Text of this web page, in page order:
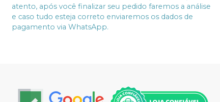
atento, após você finalizar seu pedido faremos a análise
e caso tudo esteja correto enviaremos os dados de
pagamento via WhatsApp.